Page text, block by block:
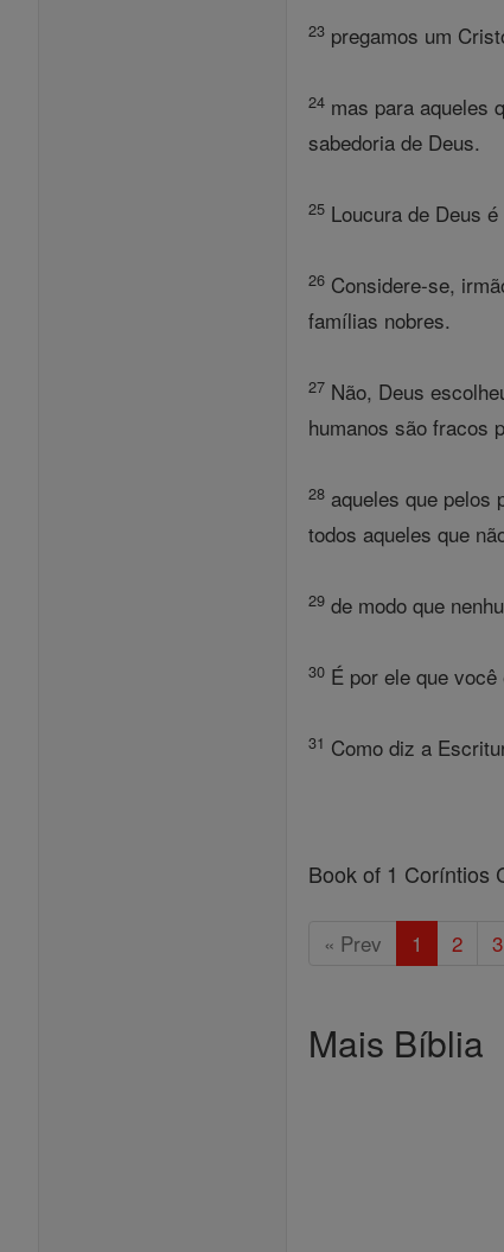
23 pregamos um
24 mas para aqueles
sabedoria de Deus.
25 Loucura de Deus
26 Considere-se,
famílias nobres.
27 Não, Deus
humanos são fracos
28 aqueles que pelos
todos aqueles que
29 de modo que
30 É por ele que
31 Como diz a
Book of 1 Coríntios
« Prev 1 2 3
Mais Bíblia